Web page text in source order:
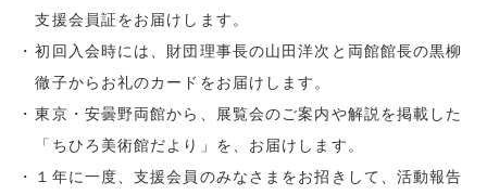
支援会員証をお届けします。
初回入会時には、財団理事長の山田洋次と両館館長の黒柳
徹子からお礼のカードをお届けします。
東京・安曇野両館から、展覧会のご案内や解説を掲載した
「ちひろ美術館だより」を、お届けします。
１年に一度、支援会員のみなさまをお招きして、活動報告